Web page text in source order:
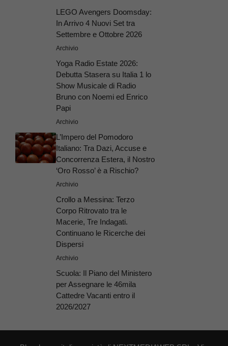
LEGO Avengers Doomsday:
In Arrivo 4 Nuovi Set tra
Settembre e Ottobre 2026
Archivio
Yoga Radio Estate 2026:
Debutta Stasera su Italia 1 lo
Show Musicale di Radio
Bruno con Noemi ed Enrico
Papi
Archivio
L’Impero del Pomodoro
Italiano: Tra Dazi, Accuse e
Concorrenza Estera, il Nostro
‘Oro Rosso’ è a Rischio?
Archivio
Crollo a Messina: Terzo
Corpo Ritrovato tra le
Macerie, Tre Indagati.
Continuano le Ricerche dei
Dispersi
Archivio
Scuola: Il Piano del Ministero
per Assegnare le 46mila
Cattedre Vacanti entro il
2026/2027